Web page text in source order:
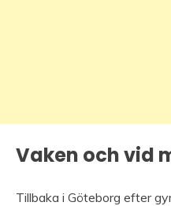
Vaken och vid
Tillbaka i Göteborg efter